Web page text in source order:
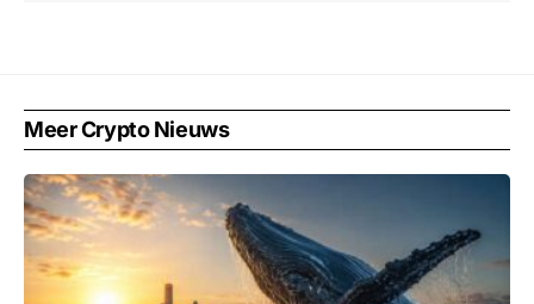
Meer Crypto Nieuws